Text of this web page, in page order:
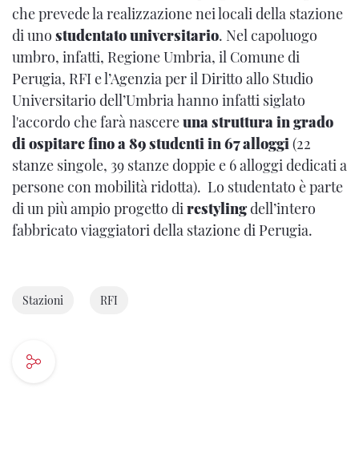
che prevede la realizzazione nei locali della stazione
di uno studentato universitario. Nel capoluogo
umbro, infatti, Regione Umbria, il Comune di
Perugia, RFI e l’Agenzia per il Diritto allo Studio
Universitario dell’Umbria hanno infatti siglato
l'accordo che farà nascereuna struttura in grado
di ospitare fino a 89 studenti in 67 alloggi(22
stanze singole, 39 stanze doppie e 6 alloggi dedicati a
persone con mobilità ridotta). Lo studentato è parte
di un più ampio progetto direstylingdell’intero
fabbricato viaggiatori della stazione di Perugia.
Stazioni RFI